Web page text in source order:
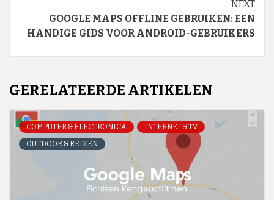
NEXT
GOOGLE MAPS OFFLINE GEBRUIKEN: EEN
HANDIGE GIDS VOOR ANDROID-GEBRUIKERS
GERELATEERDE ARTIKELEN
COMPUTER & ELECTRONICA
INTERNET & TV
OUTDOOR & REIZEN